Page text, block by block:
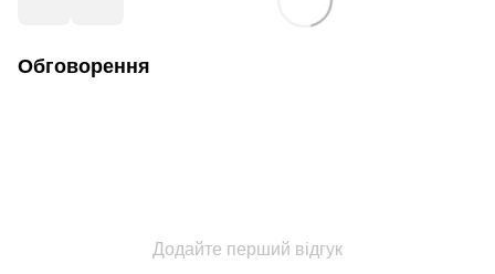
Обговорення
Додайте перший відгук